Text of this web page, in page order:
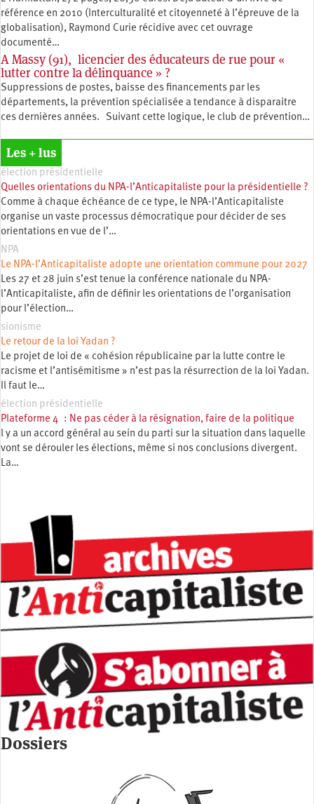
référence en 2010 (Interculturalité et citoyenneté à l’épreuve de la
globalisation), Raymond Curie récidive avec cet ouvrage
documenté…
A Massy (91), licencier des éducateurs de rue pour «
lutter contre la délinquance » ?
Suppressions de postes, baisse des financements par les
départements, la prévention spécialisée a tendance à disparaitre
ces dernières années. Suivant cette logique, le club de prévention…
Les + lus
élection présidentielle
Quelles orientations du NPA-l’Anticapitaliste pour la présidentielle ?
Comme à chaque échéance de ce type, le NPA-l’Anticapitaliste
organise un vaste processus démocratique pour décider de ses
orientations en vue de l’…
NPA
Le NPA-l’Anticapitaliste adopte une orientation commune pour 2027
Les 27 et 28 juin s’est tenue la conférence nationale du NPA-
l’Anticapitaliste, afin de définir les orientations de l’organisation
pour l’élection…
sionisme
Le retour de la loi Yadan ?
Le projet de loi de « cohésion républicaine par la lutte contre le
racisme et l’antisémitisme » n’est pas la résurrection de la loi Yadan.
Il faut le…
élection présidentielle
Plateforme 4 : Ne pas céder à la résignation, faire de la politique
l y a un accord général au sein du parti sur la situation dans laquelle
vont se dérouler les élections, même si nos conclusions divergent.
La…
Dossiers